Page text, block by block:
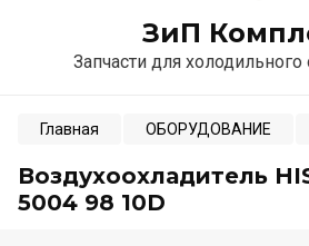
ЗиП
Запчасти для
Главная ОБОРУДОВАНИЕ
Воздухоохладитель
5004 98 10D